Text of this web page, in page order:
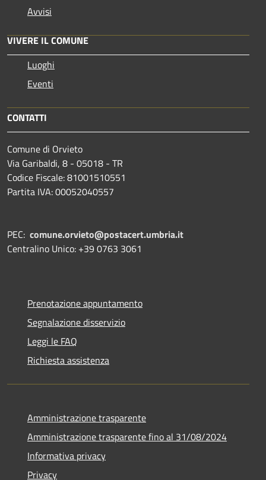
Avvisi
VIVERE IL COMUNE
Luoghi
Eventi
CONTATTI
Comune di Orvieto
Via Garibaldi, 8 - 05018 - TR
Codice Fiscale: 81001510551
Partita IVA: 00052040557
PEC: comune.orvieto@postacert.umbria.it
Centralino Unico: +39 0763 3061
Prenotazione appuntamento
Segnalazione disservizio
Leggi le FAQ
Richiesta assistenza
Amministrazione trasparente
Amministrazione trasparente fino al 31/08/2024
Informativa privacy
Privacy